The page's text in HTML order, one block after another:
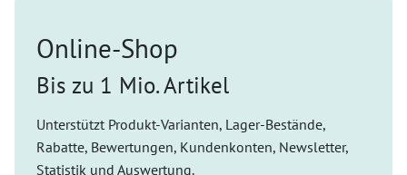
Online-Shop
Bis zu 1 Mio. Artikel
Unterstützt Produkt-Varianten, Lager-Bestände,
Rabatte, Bewertungen, Kundenkonten, Newsletter,
Statistik und Auswertung.